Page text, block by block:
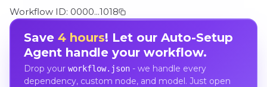
Workflow ID: 0000...1018
Save 4 hours! Let our Auto-Setup
Agent handle your workflow.
Drop your workflow.json- we handle every
dependency, custom node, and model. Just open